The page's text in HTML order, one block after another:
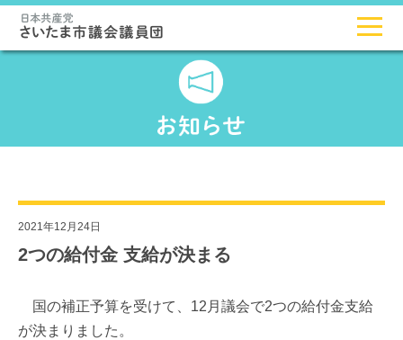
2021年12月24日
2つの給付金 支給が決まる
国の補正予算を受けて、12月議会で2つの給付金支給
が決まりました。